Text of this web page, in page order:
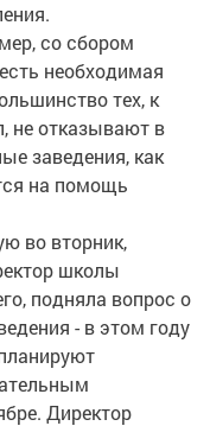
со сбором
необходимая
тех, к
не отказывают в
заведения, как
на помощь
во вторник,
школы
подняла вопрос о
- в этом году
Директор